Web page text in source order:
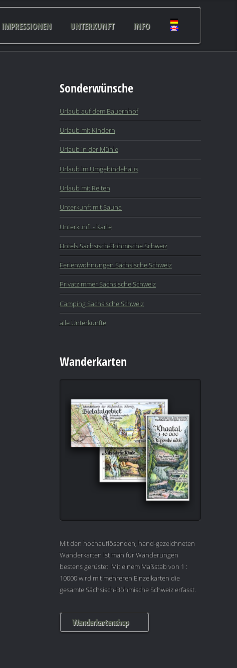
IMPRESSIONEN UNTERKUNFT INFO
Sonderwünsche
Urlaub auf dem Bauernhof
Urlaub mit Kindern
Urlaub in der Mühle
Urlaub im Umgebindehaus
Urlaub mit Reiten
Unterkunft mit Sauna
Unterkunft - Karte
Hotels Sächsisch-Böhmische Schweiz
Ferienwohnungen Sächsische Schweiz
Privatzimmer Sächsische Schweiz
Camping Sächsische Schweiz
alle Unterkünfte
Wanderkarten
Mit den hochauflösenden, hand-gezeichneten
Wanderkarten ist man für Wanderungen
bestens gerüstet. Mit einem Maßstab von 1 :
10000 wird mit mehreren Einzelkarten die
gesamte Sächsisch-Böhmische Schweiz erfasst.
Wanderkartenshop